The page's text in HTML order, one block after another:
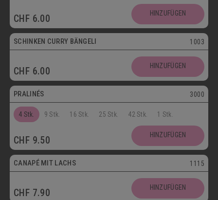
SILSERLI
BELEGTE BRÖTCHEN
BROTWAREN
BACKWAREN FASTENWAIE
CHF 6.00 HINZUFÜGEN
SCHINKEN CURRY BÄNGELI 1003
CHF 6.00 HINZUFÜGEN
Postversand
PRALINÉS 3000
4 Stk. 9 Stk. 16 Stk. 25 Stk. 42 Stk. 1 Stk.
CHF 9.50 HINZUFÜGEN
CANAPÉ MIT LACHS 1115
CHF 7.90 HINZUFÜGEN
ab 15.01.